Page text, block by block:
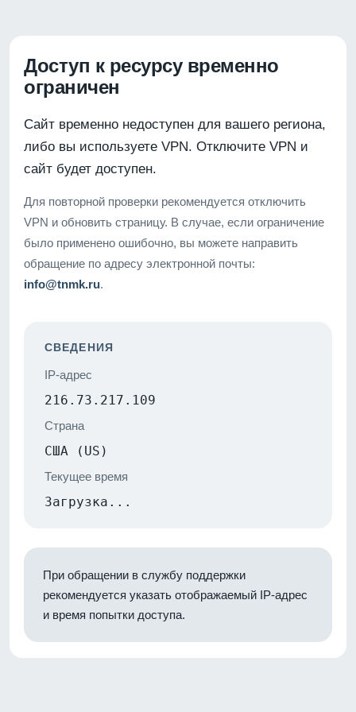
Доступ к ресурсу временно
ограничен
Сайт временно недоступен для вашего региона,
либо вы используете VPN. Отключите VPN и
сайт будет доступен.
Для повторной проверки рекомендуется отключить
VPN и обновить страницу. В случае, если ограничение
было применено ошибочно, вы можете направить
обращение по адресу электронной почты:
info@tnmk.ru.
СВЕДЕНИЯ
IP-адрес
216.73.217.109
Страна
США (US)
Текущее время
Загрузка...
При обращении в службу поддержки
рекомендуется указать отображаемый IP-адрес
и время попытки доступа.